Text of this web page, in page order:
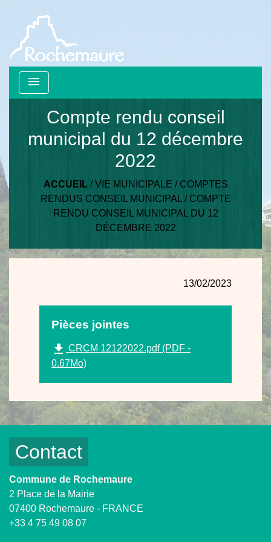
menu
Compte rendu conseil
municipal du 12 décembre
2022
ACCUEIL/VIE MUNICIPALE / COMPTES
RENDUS CONSEIL MUNICIPAL
/ COMPTE
RENDU CONSEIL MUNICIPAL DU 12
DÉCEMBRE 2022
13/02/2023
Pièces jointes
file_download CRCM 12122022.pdf (PDF -
0.67Mo)
Contact
Commune de Rochemaure
2 Place de la Mairie
07400 Rochemaure - FRANCE
+33 4 75 49 08 07